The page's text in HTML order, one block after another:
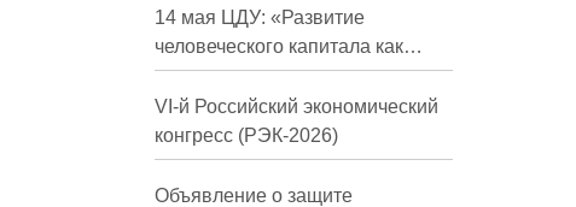
долгосрочной перспективе»
14 мая ЦДУ: «Развитие
человеческого капитала как
фактор экономического роста»
VI-й Российский экономический
конгресс (РЭК-2026)
Объявление о защите